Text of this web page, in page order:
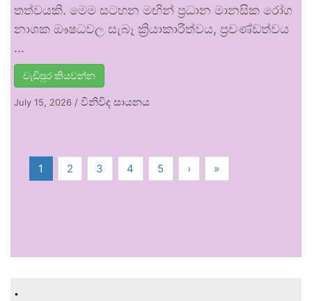
තත්වයකි. මෙම සටහන මඟින් ප්‍රධාන මානසික රෝග
නාශක ඖෂධවල සැබෑ ක්‍රියාකාරීත්වය, ප්‍රචණ්ඩත්වය
…
වැඩිපුර කියවන්න
July 15, 2026 / විනිවිද සායනය
1 2 3 4 5 › »
.